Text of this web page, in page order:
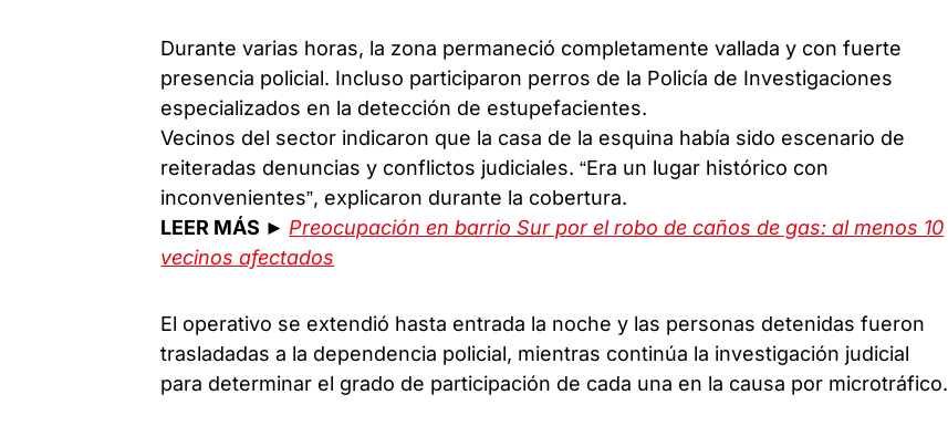
Durante varias horas, la zona permaneció completamente vallada y con fuerte
presencia policial. Incluso participaron perros de la Policía de Investigaciones
especializados en la detección de estupefacientes.
Vecinos del sector indicaron que la casa de la esquina había sido escenario de
reiteradas denuncias y conflictos judiciales. “Era un lugar histórico con
inconvenientes”, explicaron durante la cobertura.
LEER MÁS ► Preocupación en barrio Sur por el robo de caños de gas: al menos 10
vecinos afectados
El operativo se extendió hasta entrada la noche y las personas detenidas fueron
trasladadas a la dependencia policial, mientras continúa la investigación judicial
para determinar el grado de participación de cada una en la causa por microtráfico.